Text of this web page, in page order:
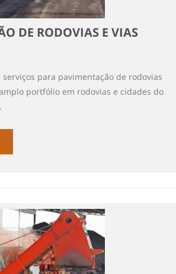
DE RODOVIAS E VIAS
serviços para pavimentação de rodovias
portfólio em rodovias e cidades do